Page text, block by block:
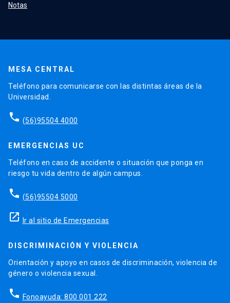
Notas
MESA CENTRAL
Teléfono para comunicarse con las distintas áreas de la
Universidad.
phone (56)95504 4000
EMERGENCIAS UC
Teléfono en caso de accidente o situación que ponga en
riesgo tu vida dentro de algún campus.
phone (56)95504 5000
launch Ir al sitio de Emergencias
DISCRIMINACIÓN Y VIOLENCIA
Orientación y apoyo en casos de discriminación, violencia de
género o violencia sexual.
phone Fonoayuda: 800 001 222